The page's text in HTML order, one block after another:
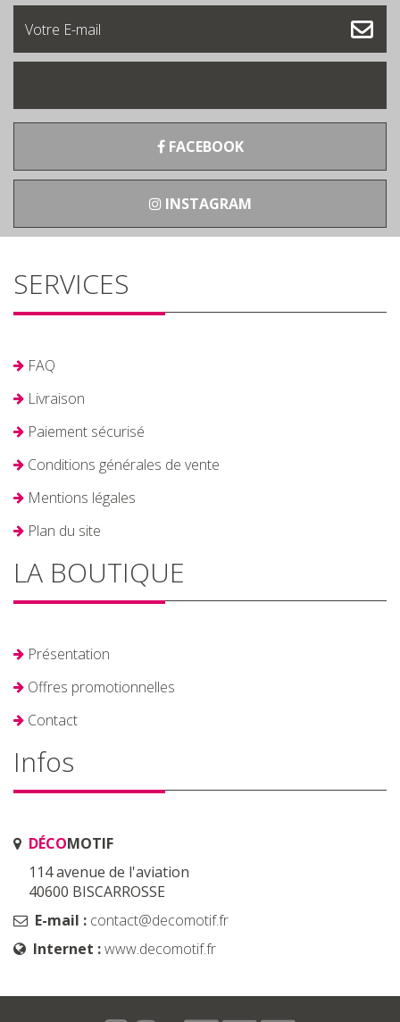
FACEBOOK
INSTAGRAM
SERVICES
FAQ
Livraison
Paiement sécurisé
Conditions générales de vente
Mentions légales
Plan du site
LA BOUTIQUE
Présentation
Offres promotionnelles
Contact
Infos
DÉCOMOTIF
114 avenue de l'aviation
40600 BISCARROSSE
E-mail : contact@decomotif.fr
Internet :www.decomotif.fr